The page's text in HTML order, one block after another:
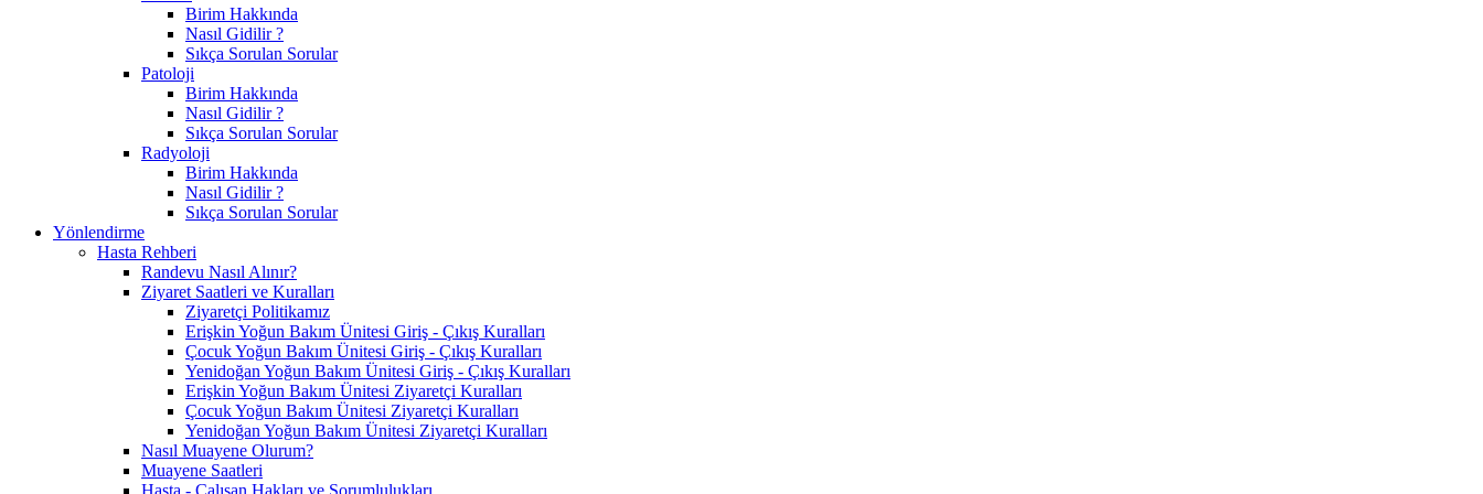
Birim Hakkında
Nasıl Gidilir ?
Sıkça Sorulan Sorular
Patoloji
Birim Hakkında
Nasıl Gidilir ?
Sıkça Sorulan Sorular
Radyoloji
Birim Hakkında
Nasıl Gidilir ?
Sıkça Sorulan Sorular
Yönlendirme
Hasta Rehberi
Randevu Nasıl Alınır?
Ziyaret Saatleri ve Kuralları
Ziyaretçi Politikamız
Erişkin Yoğun Bakım Ünitesi Giriş - Çıkış Kuralları
Çocuk Yoğun Bakım Ünitesi Giriş - Çıkış Kuralları
Yenidoğan Yoğun Bakım Ünitesi Giriş - Çıkış Kuralları
Erişkin Yoğun Bakım Ünitesi Ziyaretçi Kuralları
Çocuk Yoğun Bakım Ünitesi Ziyaretçi Kuralları
Yenidoğan Yoğun Bakım Ünitesi Ziyaretçi Kuralları
Nasıl Muayene Olurum?
Muayene Saatleri
Hasta - Çalışan Hakları ve Sorumlulukları